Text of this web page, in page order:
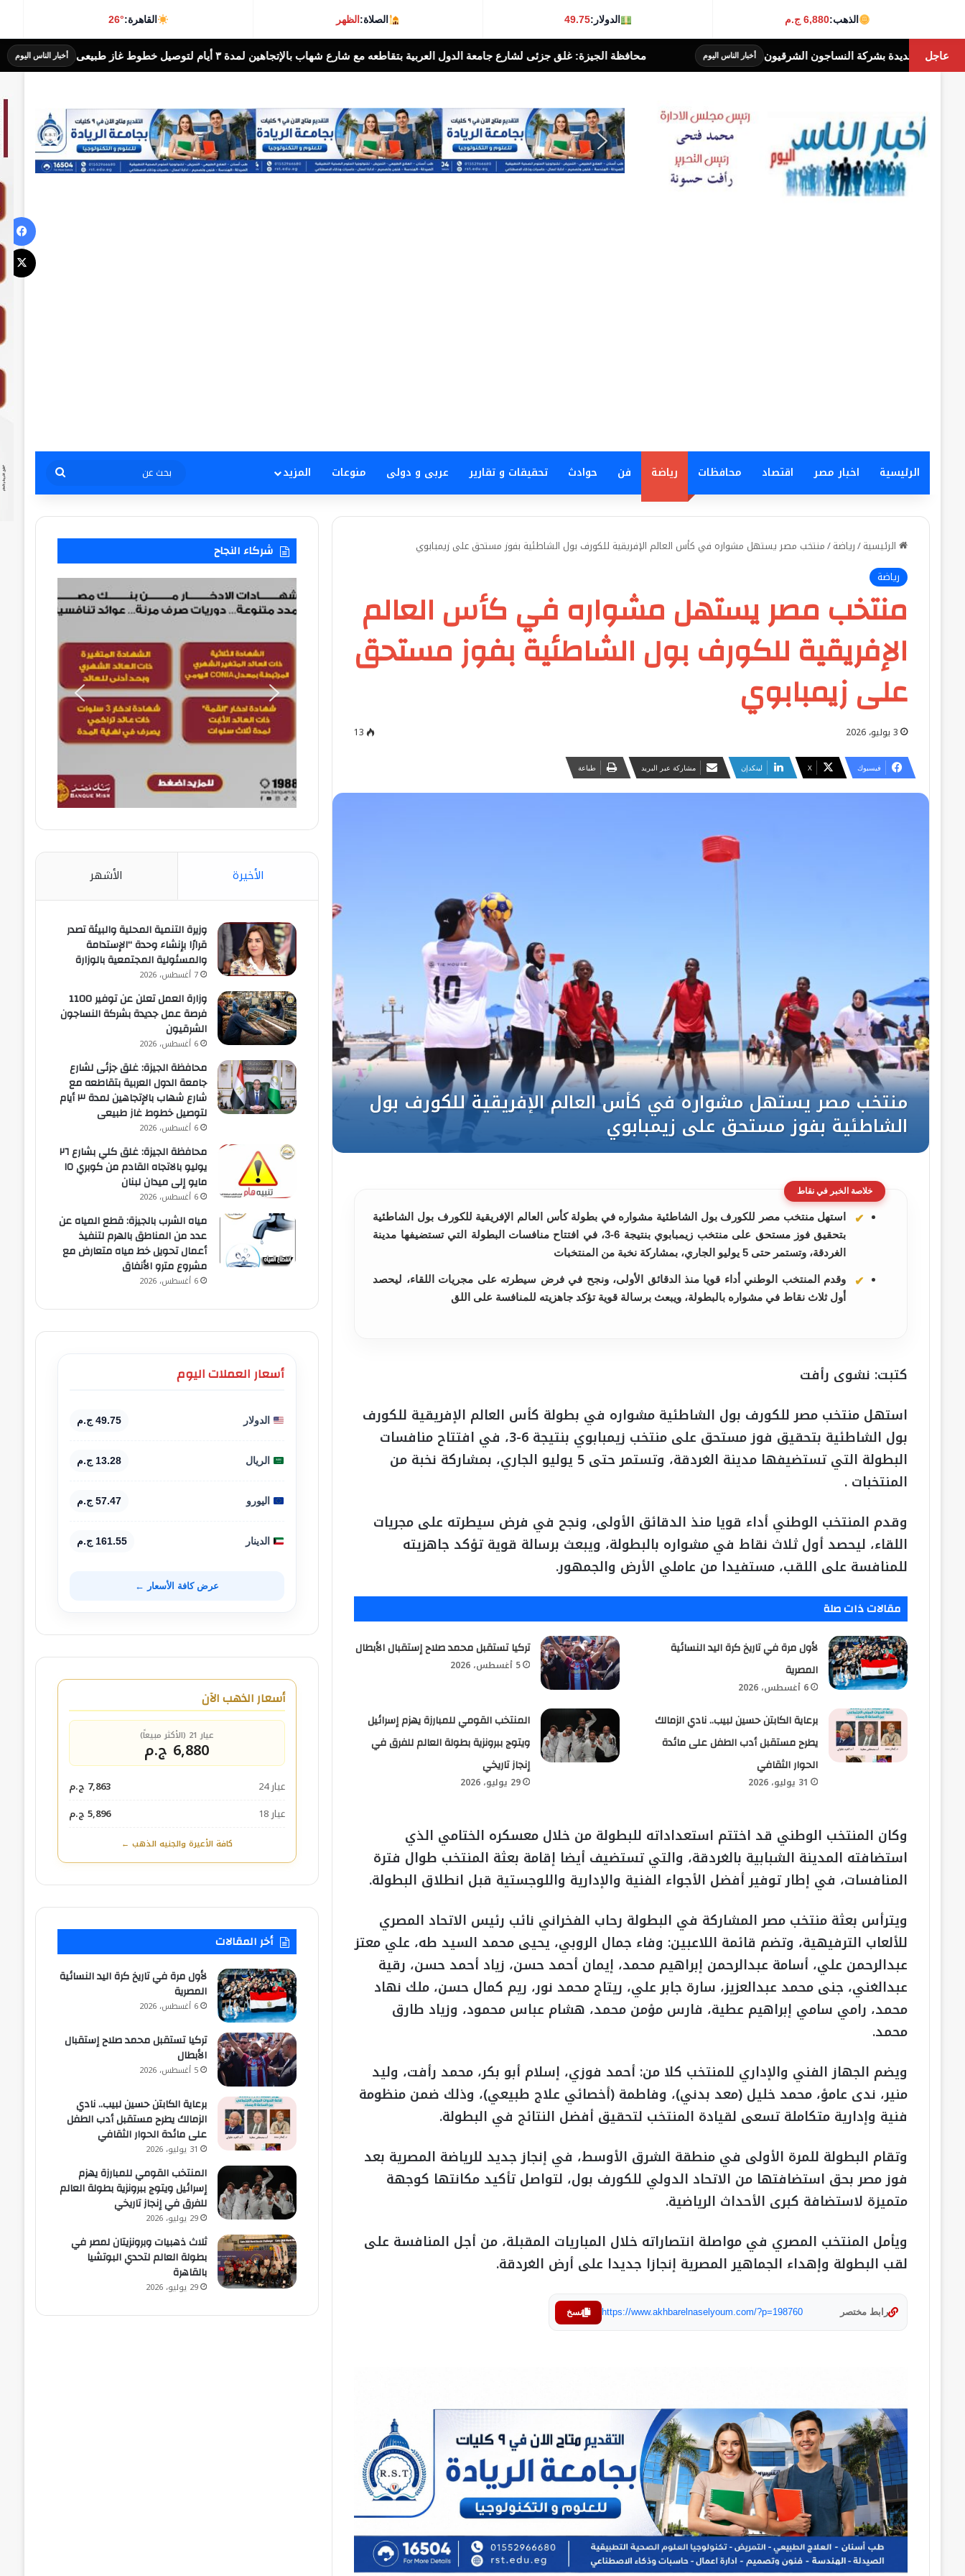
الذهب:6,880 ج.م الدولار:49.75 الصلاة:الظهر القاهرة:26°
عاجل أخبار الناس اليوم محافظة الجيزة: غلق جزئى لشارع جامعة الدول العربية بتقاطعه مع شارع شهاب بالإتجاهين لمدة ٣ أيام لتوصيل خطوط غاز طبيعى أخبار الناس اليوم محافظة الجيزة: غلق كلي
الرئيسية اخبار مصر اقتصاد محافظات رياضة فن حوادث تحقيقات و تقارير عربى و دولى منوعات المزيد
بحث
عن
الرئيسية/رياضة/منتخب مصر يستهل مشواره في كأس العالم الإفريقية للكورف بول الشاطئية بفوز مستحق على زيمبابوي
رياضة
منتخب مصر يستهل مشواره في كأس العالم
الإفريقية للكورف بول الشاطئية بفوز مستحق
على زيمبابوي
3 يوليو، 2026 13
فيسبوك ‫X لينكدإن مشاركة عبر البريد طباعة
خلاصة الخبر في نقاط
استهل منتخب مصر للكورف بول الشاطئية مشواره في بطولة كأس العالم الإفريقية للكورف بول الشاطئية
بتحقيق فوز مستحق على منتخب زيمبابوي بنتيجة 6-3، في افتتاح منافسات البطولة التي تستضيفها مدينة
الغردقة، وتستمر حتى 5 يوليو الجاري، بمشاركة نخبة من المنتخبات
وقدم المنتخب الوطني أداء قويا منذ الدقائق الأولى، ونجح في فرض سيطرته على مجريات اللقاء، ليحصد
أول ثلاث نقاط في مشواره بالبطولة، ويبعث برسالة قوية تؤكد جاهزيته للمنافسة على اللق
كتبت: نشوى رأفت
استهل منتخب مصر للكورف بول الشاطئية مشواره في بطولة كأس العالم الإفريقية للكورف
بول الشاطئية بتحقيق فوز مستحق على منتخب زيمبابوي بنتيجة 6-3، في افتتاح منافسات
البطولة التي تستضيفها مدينة الغردقة، وتستمر حتى 5 يوليو الجاري، بمشاركة نخبة من
المنتخبات .
وقدم المنتخب الوطني أداء قويا منذ الدقائق الأولى، ونجح في فرض سيطرته على مجريات
اللقاء، ليحصد أول ثلاث نقاط في مشواره بالبطولة، ويبعث برسالة قوية تؤكد جاهزيته
للمنافسة على اللقب، مستفيدا من عاملي الأرض والجمهور.
مقالات ذات صلة
لأول مرة في تاريخ كرة اليد النسائية
المصرية
6 أغسطس، 2026
تركيا تستقبل محمد صلاح إستقبال الأبطال
5 أغسطس، 2026
برعاية الكابتن حسين لبيب.. نادي الزمالك
يطرح مستقبل أدب الطفل على مائدة
الحوار الثقافي
31 يوليو، 2026
المنتخب القومي للمبارزة يهزم إسرائيل
ويتوج ببرونزية بطولة العالم للفرق في
إنجاز تاريخي
29 يوليو، 2026
وكان المنتخب الوطني قد اختتم استعداداته للبطولة من خلال معسكره الختامي الذي
استضافته المدينة الشبابية بالغردقة، والتي تستضيف أيضا إقامة بعثة المنتخب طوال فترة
المنافسات، في إطار توفير أفضل الأجواء الفنية والإدارية واللوجستية قبل انطلاق البطولة.
ويترأس بعثة منتخب مصر المشاركة في البطولة رحاب الفخراني نائب رئيس الاتحاد المصري
للألعاب الترفيهية، وتضم قائمة اللاعبين: وفاء جمال الروبي، يحيى محمد السيد طه، علي معتز
عبدالرحمن علي، أسامة عبدالرحمن إبراهيم محمد، إيمان أحمد حسن، زياد أحمد حسن، رقية
عبدالغني، جنى محمد عبدالعزيز، سارة جابر علي، ريتاج محمد نور، ريم كمال حسن، ملك نهاد
محمد، رامي سامي إبراهيم عطية، فارس مؤمن محمد، هشام عباس محمود، وزياد طارق
محمد.
ويضم الجهاز الفني والإداري للمنتخب كلا من: أحمد فوزي، إسلام أبو بكر، محمد رأفت، وليد
منير، ندى عامؤ، محمد خليل (معد بدني)، وفاطمة (أخصائي علاج طبيعي)، وذلك ضمن منظومة
فنية وإدارية متكاملة تسعى لقيادة المنتخب لتحقيق أفضل النتائج في البطولة.
وتقام البطولة للمرة الأولى في منطقة الشرق الأوسط، في إنجاز جديد للرياضة المصرية بعد
فوز مصر بحق استضافتها من الاتحاد الدولي للكورف بول، لتواصل تأكيد مكانتها كوجهة
متميزة لاستضافة كبرى الأحداث الرياضية.
ويأمل المنتخب المصري في مواصلة انتصاراته خلال المباريات المقبلة، من أجل المنافسة على
لقب البطولة وإهداء الجماهير المصرية إنجازا جديدا على أرض الغردقة.
رابط مختصر https://www.akhbarelnaselyoum.com/?p=198760 نسخ
نادى بشكتاش يرفع عرضه لضم محمد صلاح
لموسمين.. وراتب سنوي 15 مليون يورو..
للأكاذيب المثارة بعد تعرض سباح للإرهاق:
الواقعة إستغرقت 15 ثانية
شركاء النجاح
الأخيرة الأشهر
وزيرة التنمية المحلية والبيئة تصدر
قرارًا بإنشاء وحدة “الإستدامة
والمسئولية المجتمعية بالوزارة
7 أغسطس، 2026
وزارة العمل تعلن عن توفير 1100
فرصة عمل جديدة بشركة النساجون
الشرقيون
6 أغسطس، 2026
محافظة الجيزة: غلق جزئى لشارع
جامعة الدول العربية بتقاطعه مع
شارع شهاب بالإتجاهين لمدة ٣ أيام
لتوصيل خطوط غاز طبيعى
6 أغسطس، 2026
محافظة الجيزة: غلق كلي بشارع ٢٦
يوليو بالاتجاه القادم من كوبري ١٥
مايو إلى ميدان لبنان
6 أغسطس، 2026
مياه الشرب بالجيزة: قطع المياه عن
عدد من المناطق بالهرم لتنفيذ
أعمال تحويل خط مياه متعارض مع
مشروع مترو الأنفاق
6 أغسطس، 2026
أسعار العملات اليوم
الدولار 49.75 ج.م
الريال 13.28 ج.م
اليورو 57.47 ج.م
الدينار 161.55 ج.م
عرض كافة الأسعار ←
أسعار الذهب الآن
عيار 21 (الأكثر مبيعاً)
6,880 ج.م
عيار 24
7,863 ج.م
عيار 18
5,896 ج.م
كافة الأعيرة والجنيه الذهب ←
أخر المقالات
لأول مرة في تاريخ كرة اليد النسائية
المصرية
6 أغسطس، 2026
تركيا تستقبل محمد صلاح إستقبال
الأبطال
5 أغسطس، 2026
برعاية الكابتن حسين لبيب.. نادي
الزمالك يطرح مستقبل أدب الطفل
على مائدة الحوار الثقافي
31 يوليو، 2026
المنتخب القومي للمبارزة يهزم
إسرائيل ويتوج ببرونزية بطولة العالم
للفرق في إنجاز تاريخي
29 يوليو، 2026
ثلاث ذهبيات وبرونزيتان لمصر في
بطولة العالم لتحدي البوتشيا
بالقاهرة
29 يوليو، 2026
‫X